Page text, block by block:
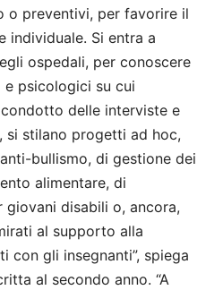
o preventivi, per favorire il
individuale. Si entra a
ospedali, per conoscere
psicologici su cui
delle interviste e
si stilano progetti ad hoc,
bullismo, di gestione dei
alimentare, di
giovani disabili o, ancora,
al supporto alla
con gli insegnanti”, spiega
al secondo anno. “A